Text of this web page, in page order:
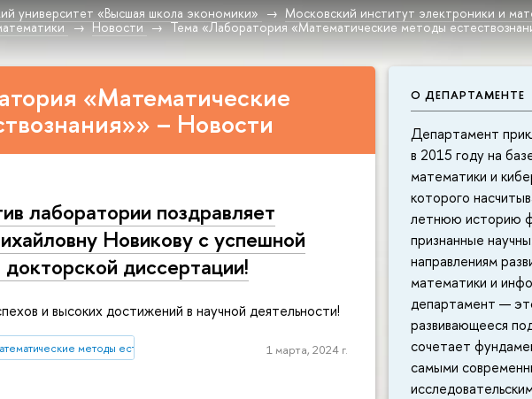
университет «Высшая школа экономики»
Московский институт электроники и
Новости Тема «Лаборатория «Математические методы
О ДЕПАРТАМЕНТЕ
Департамент
в 2015 году на
математики и
которого
летнюю историю
признанные
направлениям
математики и
департамент —
развивающееся
сочетает
самыми
«Математические
– Новости
лаборатории поздравляет
Новикову с успешной
диссертации!
и высоких достижений в научной деятельности!
методы естествознания» 1 марта, 2024 г.